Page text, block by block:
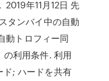
年11月12日 先
タンバイ中の自動
動トロフィー同
利用条件. 利用
ド; ハードを共有